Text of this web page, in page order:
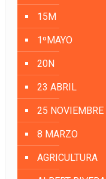
15M
1ºMAYO
20N
23 ABRIL
25 NOVIEMBRE
8 MARZO
AGRICULTURA